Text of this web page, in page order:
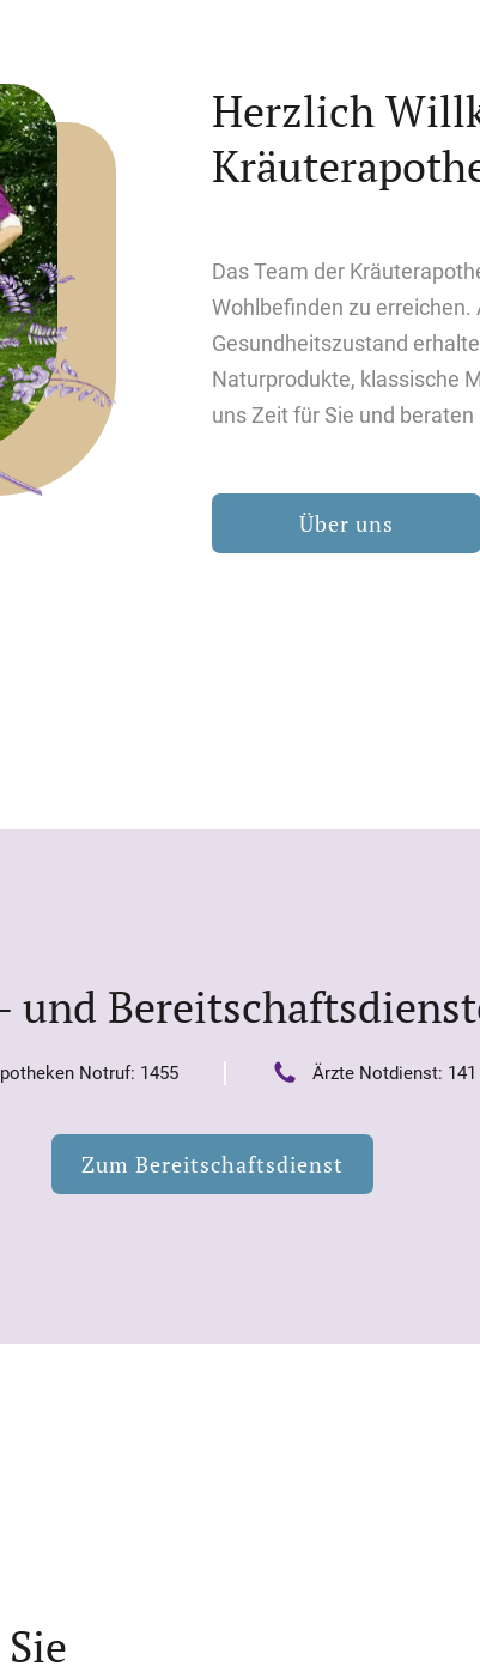
Herzlich
Das Team der
Wohlbefinden zu
Gesundheitszustand
Naturprodukte, klassische
uns Zeit für Sie und
Über uns
und
Notruf: 1455 | Ärzte Notdienst: 141
Zum Bereitschaftsdienst